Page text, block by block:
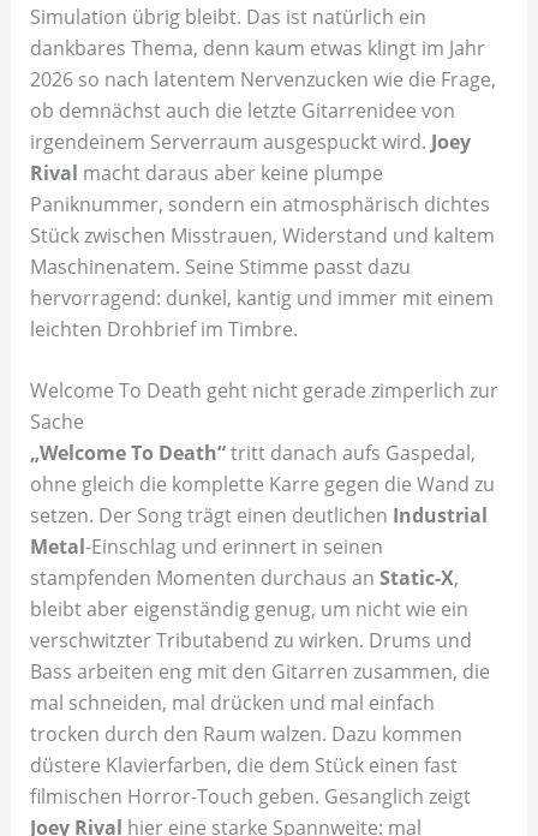
Simulation übrig bleibt. Das ist natürlich ein
dankbares Thema, denn kaum etwas klingt im Jahr
2026 so nach latentem Nervenzucken wie die Frage,
ob demnächst auch die letzte Gitarrenidee von
irgendeinem Serverraum ausgespuckt wird. Joey
Rival macht daraus aber keine plumpe
Paniknummer, sondern ein atmosphärisch dichtes
Stück zwischen Misstrauen, Widerstand und kaltem
Maschinenatem. Seine Stimme passt dazu
hervorragend: dunkel, kantig und immer mit einem
leichten Drohbrief im Timbre.
Welcome To Death geht nicht gerade zimperlich zur
Sache
„Welcome To Death“tritt danach aufs Gaspedal,
ohne gleich die komplette Karre gegen die Wand zu
setzen. Der Song trägt einen deutlichen Industrial
Metal-Einschlag und erinnert in seinen
stampfenden Momenten durchaus an Static-X,
bleibt aber eigenständig genug, um nicht wie ein
verschwitzter Tributabend zu wirken. Drums und
Bass arbeiten eng mit den Gitarren zusammen, die
mal schneiden, mal drücken und mal einfach
trocken durch den Raum walzen. Dazu kommen
düstere Klavierfarben, die dem Stück einen fast
filmischen Horror-Touch geben. Gesanglich zeigt
Joey Rival hier eine starke Spannweite: mal